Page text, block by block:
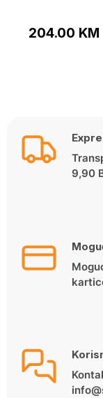
204.00 KM
9,90